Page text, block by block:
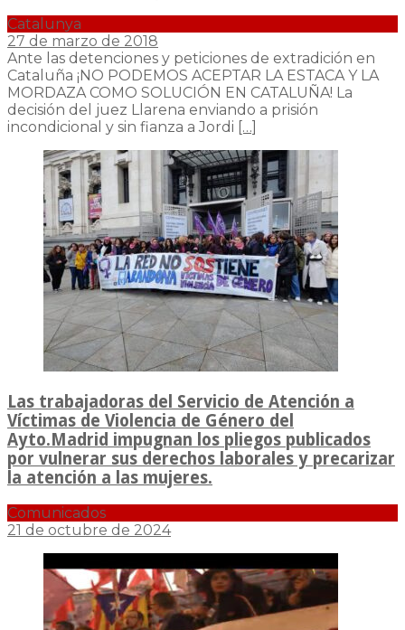
Catalunya
27 de marzo de 2018
Ante las detenciones y peticiones de extradición en
Cataluña ¡NO PODEMOS ACEPTAR LA ESTACA Y LA
MORDAZA COMO SOLUCIÓN EN CATALUÑA! La
decisión del juez Llarena enviando a prisión
incondicional y sin fianza a Jordi […]
Las trabajadoras del Servicio de Atención a
Víctimas de Violencia de Género del
Ayto.Madrid impugnan los pliegos publicados
por vulnerar sus derechos laborales y precarizar
la atención a las mujeres.
Comunicados
21 de octubre de 2024